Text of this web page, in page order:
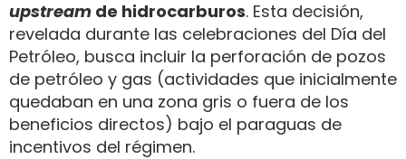
upstream de hidrocarburos. Esta decisión,
revelada durante las celebraciones del Día del
Petróleo, busca incluir la perforación de pozos
de petróleo y gas (actividades que inicialmente
quedaban en una zona gris o fuera de los
beneficios directos) bajo el paraguas de
incentivos del régimen.